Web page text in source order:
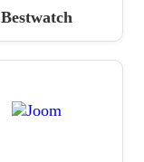
Bestwatch